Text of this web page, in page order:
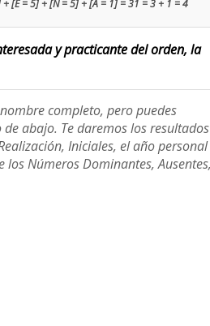
[E = 5] + [N = 5] + [A = 1] = 31 = 3 + 1 = 4
y practicante del orden, la
completo, pero puedes
abajo. Te daremos los resultados
Iniciales, el año personal
Números Dominantes, Ausentes,